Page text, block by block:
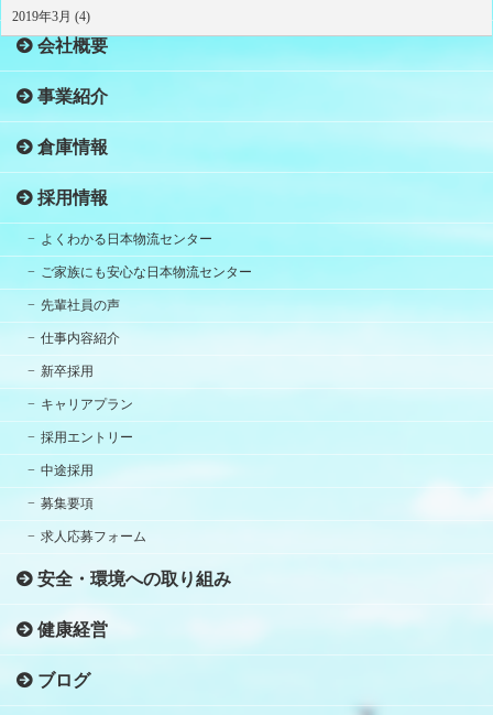
2019年3月 (4)
会社概要
事業紹介
倉庫情報
採用情報
よくわかる日本物流センター
ご家族にも安心な日本物流センター
先輩社員の声
仕事内容紹介
新卒採用
キャリアプラン
採用エントリー
中途採用
募集要項
求人応募フォーム
安全・環境への取り組み
健康経営
ブログ